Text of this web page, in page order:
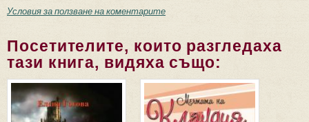
Условия за ползване на коментарите
Посетителите, които разгледаха
тази книга, видяха също: